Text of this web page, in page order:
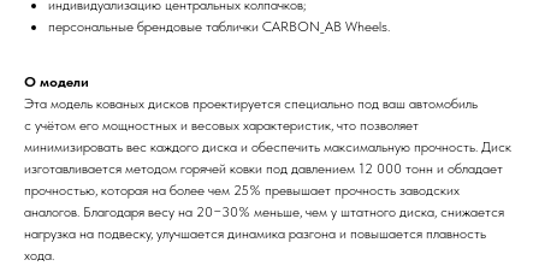
индивидуализацию центральных колпачков;
персональные брендовые таблички CARBON_AB Wheels.
О модели
Эта модель кованых дисков проектируется специально под ваш автомобиль
с учётом его мощностных и весовых характеристик, что позволяет
минимизировать вес каждого диска и обеспечить максимальную прочность. Диск
изготавливается методом горячей ковки под давлением 12 000 тонн и обладает
прочностью, которая на более чем 25% превышает прочность заводских
аналогов. Благодаря весу на 20−30% меньше, чем у штатного диска, снижается
нагрузка на подвеску, улучшается динамика разгона и повышается плавность
хода.